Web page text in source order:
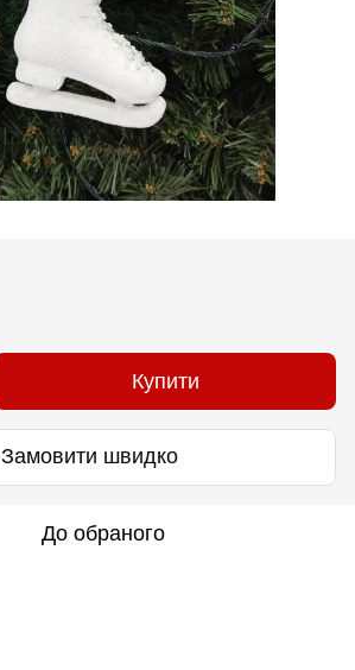
Купити
Замовити швидко
До обраного